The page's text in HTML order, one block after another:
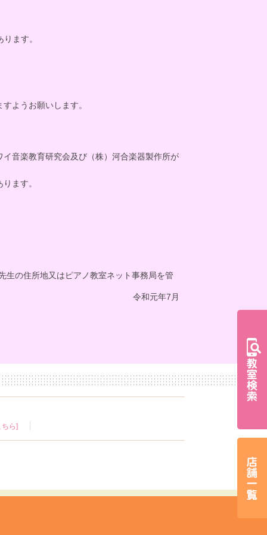
ます。
ようお願いします。
音楽教育研究会及び（株）河合楽器製作所が
ます。
生の住所地又はピアノ教室ネット事務局を管
令和元年7月
ら]